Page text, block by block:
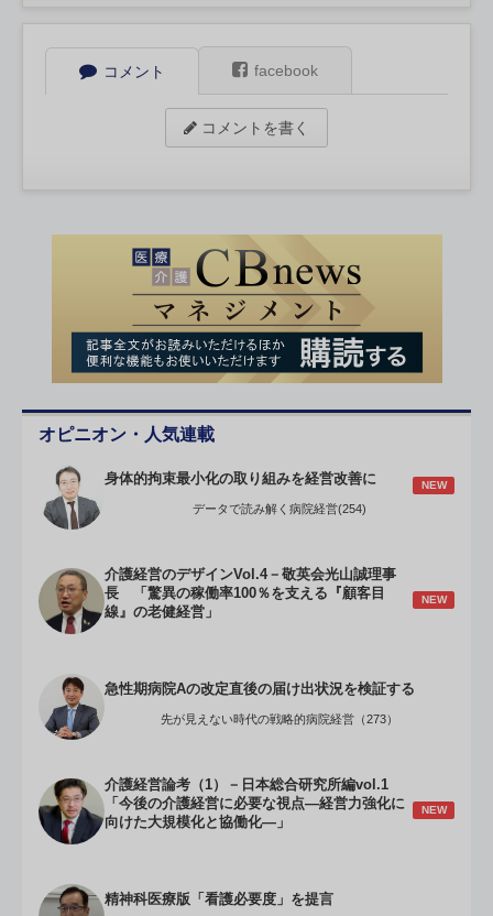
コメント facebook
コメントを書く
オピニオン・人気連載
身体的拘束最小化の取り組みを経営改善に NEW
データで読み解く病院経営(254)
介護経営のデザインVol.4－敬英会光山誠理事
長 「驚異の稼働率100％を支える『顧客目
線』の老健経営」
NEW
急性期病院Aの改定直後の届け出状況を検証する
先が見えない時代の戦略的病院経営（273）
介護経営論考（1）－日本総合研究所編vol.1
「今後の介護経営に必要な視点―経営力強化に
向けた大規模化と協働化―」
NEW
精神科医療版「看護必要度」を提言